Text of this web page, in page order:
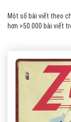
Một số bài viết theo
hơn >50.000 bài viết